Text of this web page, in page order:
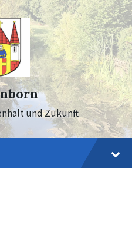
und Zukunft